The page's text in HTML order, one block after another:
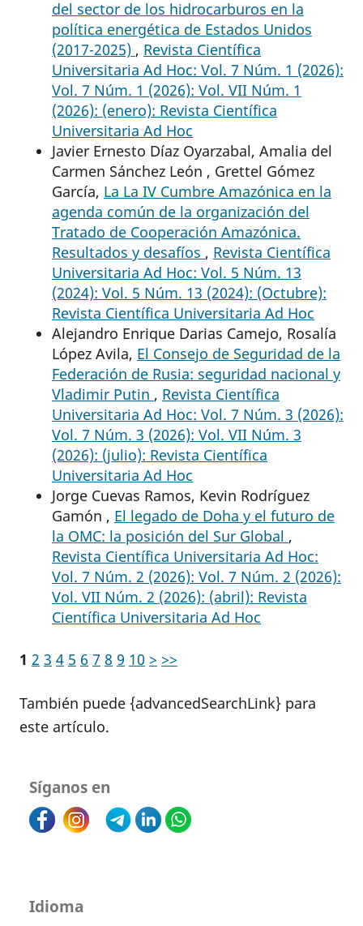
del sector de los hidrocarburos en la
política energética de Estados Unidos
(2017-2025) , Revista Científica
Universitaria Ad Hoc: Vol. 7 Núm. 1 (2026):
Vol. 7 Núm. 1 (2026): Vol. VII Núm. 1
(2026): (enero): Revista Científica
Universitaria Ad Hoc
Javier Ernesto Díaz Oyarzabal, Amalia del
Carmen Sánchez León , Grettel Gómez
García, La La IV Cumbre Amazónica en la
agenda común de la organización del
Tratado de Cooperación Amazónica.
Resultados y desafíos , Revista Científica
Universitaria Ad Hoc: Vol. 5 Núm. 13
(2024): Vol. 5 Núm. 13 (2024): (Octubre):
Revista Científica Universitaria Ad Hoc
Alejandro Enrique Darias Camejo, Rosalía
López Avila, El Consejo de Seguridad de la
Federación de Rusia: seguridad nacional y
Vladimir Putin , Revista Científica
Universitaria Ad Hoc: Vol. 7 Núm. 3 (2026):
Vol. 7 Núm. 3 (2026): Vol. VII Núm. 3
(2026): (julio): Revista Científica
Universitaria Ad Hoc
Jorge Cuevas Ramos, Kevin Rodríguez
Gamón , El legado de Doha y el futuro de
la OMC: la posición del Sur Global ,
Revista Científica Universitaria Ad Hoc:
Vol. 7 Núm. 2 (2026): Vol. 7 Núm. 2 (2026):
Vol. VII Núm. 2 (2026): (abril): Revista
Científica Universitaria Ad Hoc
1 2 3 4 5 6 7 8 9 10 > >>
También puede {advancedSearchLink} para
este artículo.
Síganos en
Idioma